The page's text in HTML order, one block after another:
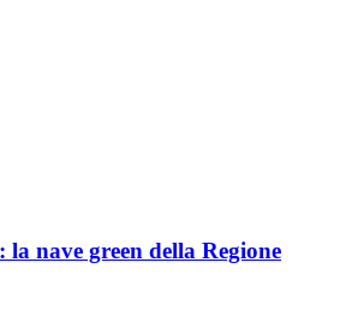
nave green della Regione